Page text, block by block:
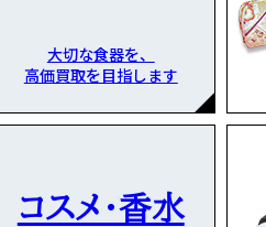
大切な食器を、
高価買取を目指します
コスメ・香水